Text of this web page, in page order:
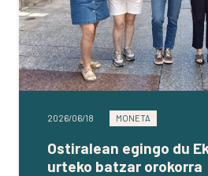
2026/06/18 MONETA
Ostiralean egingo du
urteko batzar orokorra